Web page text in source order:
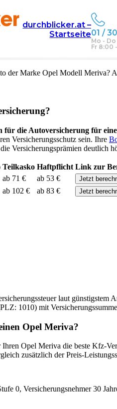
durchblicker.at –
Startseite01 /
Mo -
Fr 8:00
in Österreich
der Marke Opel Modell Meriva?
für die Autoversicherung für
Versicherungsschutz sein. Ihre
Versicherungsprämien deutlich
Teilkasko Haftpflicht Link zur
ab 71 € ab 53 € Jetzt
ab 102 € ab 83 € Jetzt
laut günstigstem
1010) mit Versicherungssumme
Opel Meriva?
Ihren Opel Meriva die beste Kfz-
zusätzlich der Preis-
0, Versicherungsnehmer 30